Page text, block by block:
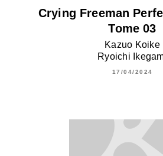
Crying Freeman
Tome 03
Kazuo Koike
Ryoichi
17/04/2024